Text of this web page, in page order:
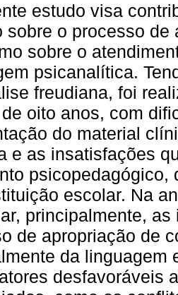
estudo visa
sobre o processo de
sobre o
psicanalítica.
freudiana, foi
oito anos, com
do material
e as insatisfações
psicopedagógico,
escolar. Na
principalmente,
de apropriação de
da linguagem
desfavoráveis